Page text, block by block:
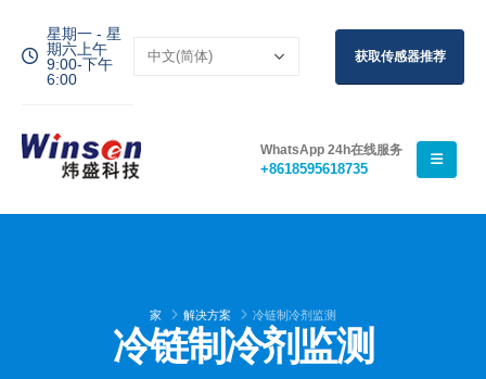
星期一 - 星
期六上午
9:00-下午
6:00
获取传感器推荐
WhatsApp 24h在线服务
+8618595618735
家 解决方案 冷链制冷剂监测
冷链制冷剂监测